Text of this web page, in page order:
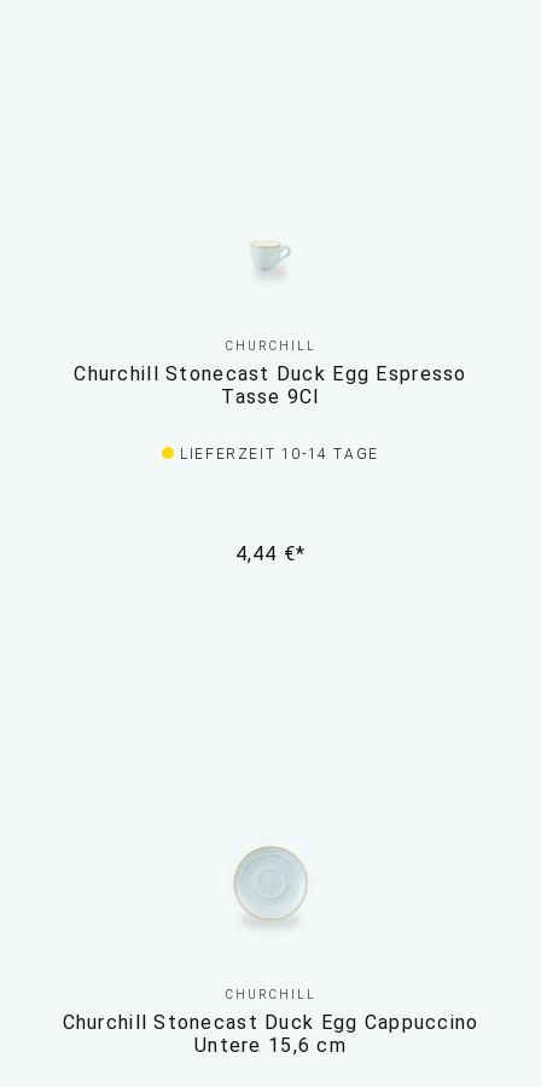
CHURCHILL
Churchill Stonecast Duck Egg Espresso
Tasse 9Cl
LIEFERZEIT 10-14 TAGE
4,44 €*
CHURCHILL
Churchill Stonecast Duck Egg Cappuccino
Untere 15,6 cm